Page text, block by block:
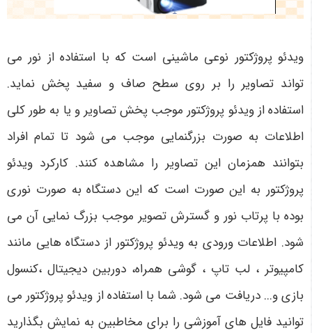
ویدئو پروژکتور نوعی ماشینی است که با استفاده از نور می
تواند تصاویر را بر روی سطح صاف و سفید پخش نماید.
استفاده از ویدئو پروژکتور موجب پخش تصاویر و یا به طور کلی
اطلاعات به صورت بزرگنمایی موجب می شود تا تمام افراد
بتوانند همزمان این تصاویر را مشاهده کنند. کارکرد ویدئو
پروژکتور به این صورت است که این دستگاه به صورت نوری
بوده با پرتاب نور و گسترش تصویر موجب بزرگ نمایی آن می
شود. اطلاعات ورودی به ویدئو پروژکتور از دستگاه هایی مانند
کامپیوتر ، لب تاپ ، گوشی همراه، دوربین دیجیتال ،کنسول
بازی و... دریافت می شود. شما با استفاده از ویدئو پروژکتور می
توانید فایل های آموزشی را برای مخاطبین به نمایش بگذارید